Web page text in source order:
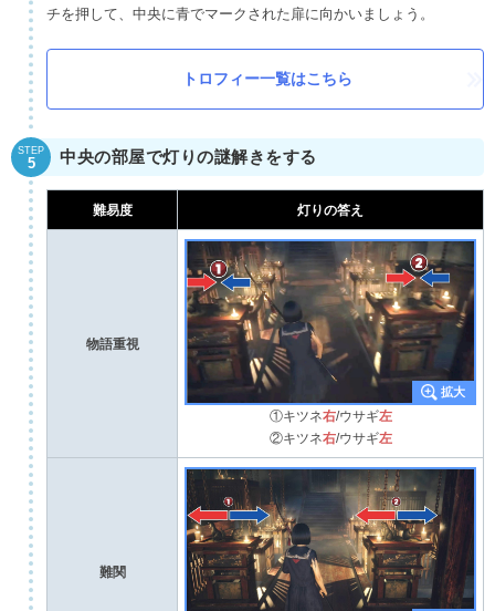
チを押して、中央に青でマークされた扉に向かいましょう。
トロフィー一覧はこちら
STEP
5 中央の部屋で灯りの謎解きをする
難易度 灯りの答え
物語重視
①キツネ右/ウサギ左
②キツネ右/ウサギ左
難関